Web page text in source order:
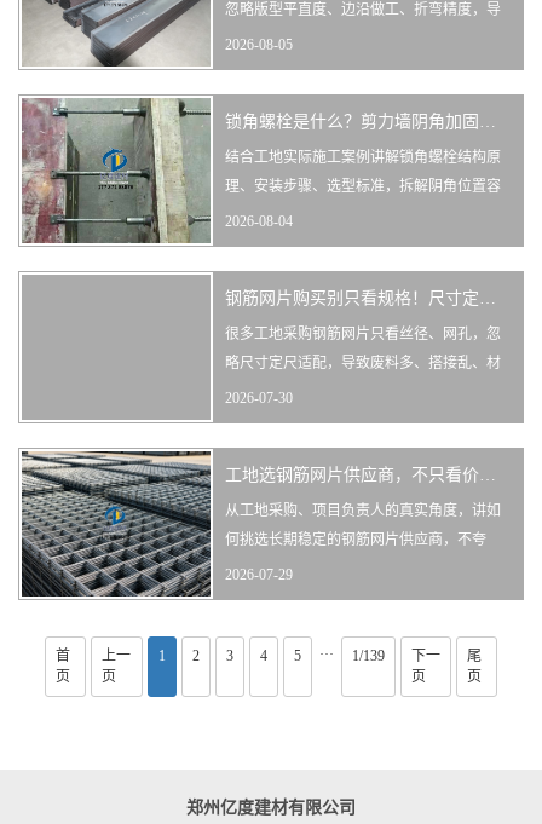
忽略版型平直度、边沿做工、折弯精度，导
致现场安装不顺、接缝漏水、监理卡验收。
分享工程人实打实的采购避坑经验。
2026-08-05
锁角螺栓是什么？剪力墙阴角加固用法、选型与工地避坑经验
结合工地实际施工案例讲解锁角螺栓结构原
理、安装步骤、选型标准，拆解阴角位置容
易爆模、漏浆的常见原因，给采购与班组施
工实用避坑方案。
2026-08-04
钢筋网片购买别只看规格！尺寸定不对，再多省钱技巧都白费
很多工地采购钢筋网片只看丝径、网孔，忽
略尺寸定尺适配，导致废料多、搭接乱、材
料浪费严重。从现场用料角度，分享钢筋网
片购买时的尺寸选配、定尺技巧、余量控制
干货。
2026-07-30
工地选钢筋网片供应商，不只看价格，这几点才是长期省心的关键
从工地采购、项目负责人的真实角度，讲如
何挑选长期稳定的钢筋网片供应商，不夸
大、不推销，只讲合作中最实用的判断标
准，让你避开不靠谱厂家。
2026-07-29
首
页
上一
页
1 2 3 4 5 ··· 1/139
下一
页
尾
页
郑州亿度建材有限公司